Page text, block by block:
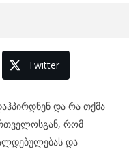
Twitter
და რა თქმა
რომ
და